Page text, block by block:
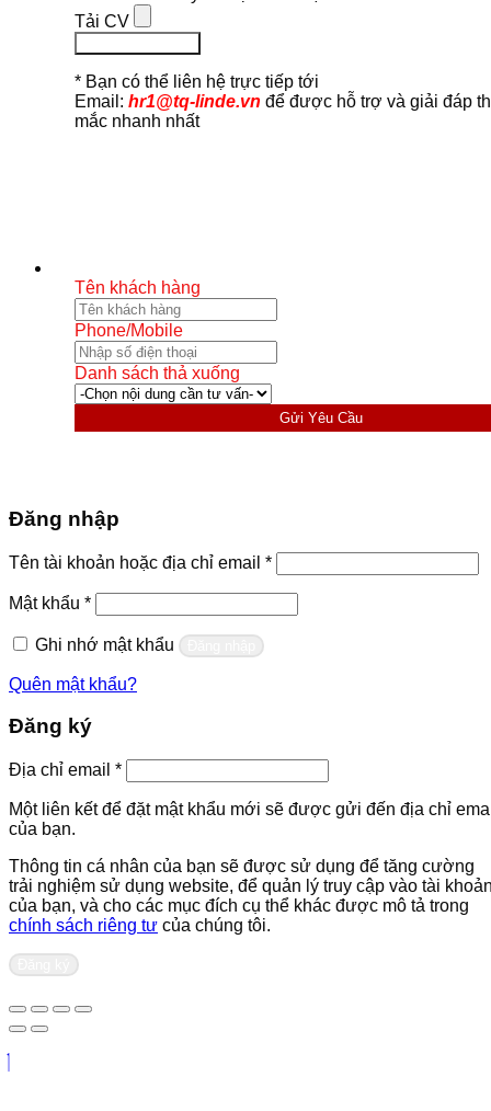
Tải CV
* Bạn có thể liên hệ trực tiếp tới
Email: hr1@tq-linde.vn để được hỗ trợ và giải đáp
mắc nhanh nhất
Tên khách hàng
Phone/Mobile
Danh sách thả xuống
Gửi Yêu Cầu
Đăng nhập
Tên tài khoản hoặc địa chỉ email *Bắt
buộc
Mật khẩu *Bắt
buộc
Ghi nhớ mật khẩu
Quên mật khẩu?
Đăng ký
Địa chỉ email *Bắt
buộc
Một liên kết để đặt mật khẩu mới sẽ được gửi đến địa chỉ
của bạn.
Thông tin cá nhân của bạn sẽ được sử dụng để tăng cường
trải nghiệm sử dụng website, để quản lý truy cập vào tài
của bạn, và cho các mục đích cụ thể khác được mô tả trong
chính sách riêng tư của chúng tôi.